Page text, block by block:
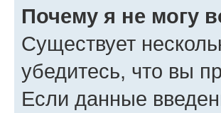
Почему я не могу
Существует
убедитесь, что вы
Если данные